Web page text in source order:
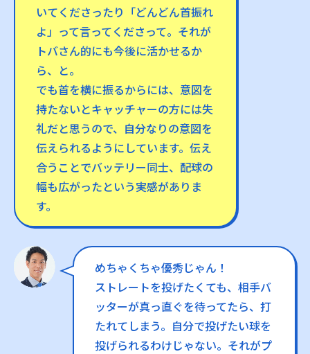
いてくださったり「どんどん首振れ
よ」って言ってくださって。それが
トバさん的にも今後に活かせるか
ら、と。
でも首を横に振るからには、意図を
持たないとキャッチャーの方には失
礼だと思うので、自分なりの意図を
伝えられるようにしています。伝え
合うことでバッテリー同士、配球の
幅も広がったという実感がありま
す。
めちゃくちゃ優秀じゃん！
ストレートを投げたくても、相手バ
ッターが真っ直ぐを待ってたら、打
たれてしまう。自分で投げたい球を
投げられるわけじゃない。それがプ